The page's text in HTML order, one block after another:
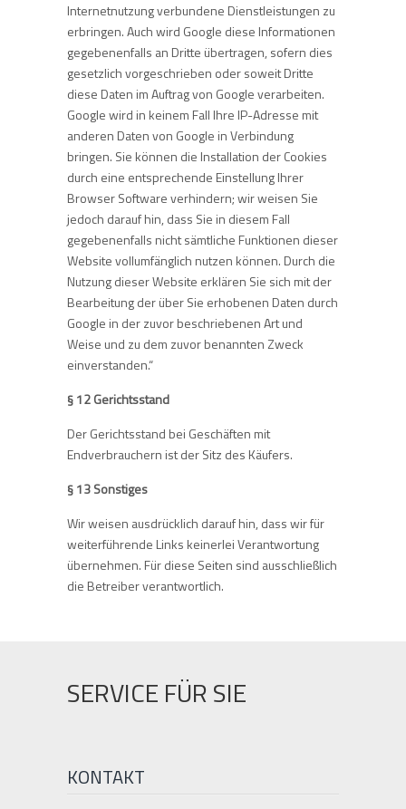
Internetnutzung verbundene Dienstleistungen zu
erbringen. Auch wird Google diese Informationen
gegebenenfalls an Dritte übertragen, sofern dies
gesetzlich vorgeschrieben oder soweit Dritte
diese Daten im Auftrag von Google verarbeiten.
Google wird in keinem Fall Ihre IP-Adresse mit
anderen Daten von Google in Verbindung
bringen. Sie können die Installation der Cookies
durch eine entsprechende Einstellung Ihrer
Browser Software verhindern; wir weisen Sie
jedoch darauf hin, dass Sie in diesem Fall
gegebenenfalls nicht sämtliche Funktionen dieser
Website vollumfänglich nutzen können. Durch die
Nutzung dieser Website erklären Sie sich mit der
Bearbeitung der über Sie erhobenen Daten durch
Google in der zuvor beschriebenen Art und
Weise und zu dem zuvor benannten Zweck
einverstanden.“
§ 12 Gerichtsstand
Der Gerichtsstand bei Geschäften mit
Endverbrauchern ist der Sitz des Käufers.
§ 13 Sonstiges
Wir weisen ausdrücklich darauf hin, dass wir für
weiterführende Links keinerlei Verantwortung
übernehmen. Für diese Seiten sind ausschließlich
die Betreiber verantwortlich.
SERVICE FÜR SIE
KONTAKT